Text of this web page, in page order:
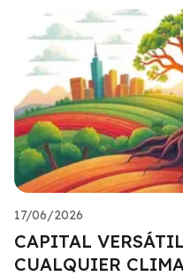
17/06/2026
CAPITAL
CUALQUIER